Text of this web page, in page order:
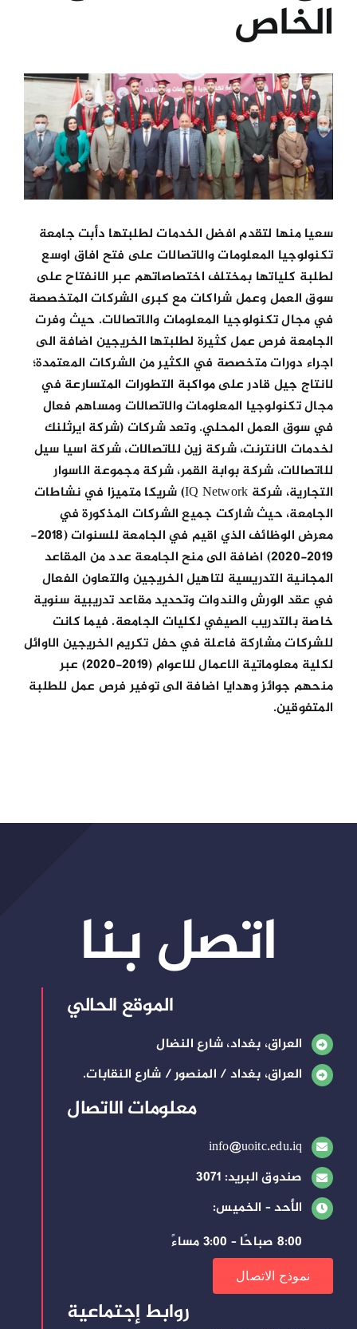
الخدمات
اتصل بنا
الخاص
View
Larger
Image
سعيا منها لتقدم افضل الخدمات لطلبتها دأبت جامعة
تكنولوجيا المعلومات والاتصالات على فتح افاق اوسع
لطلبة كلياتها بمختلف اختصاصاتهم عبر الانفتاح على
سوق العمل وعمل شراكات مع كبرى الشركات المتخصصة
في مجال تكنولوجيا المعلومات والاتصالات. حيث وفرت
الجامعة فرص عمل كثيرة لطلبتها الخريجين اضافة الى
اجراء دورات متخصصة في الكثير من الشركات المعتمدة؛
لانتاج جيل قادر على مواكبة التطورات المتسارعة في
مجال تكنولوجيا المعلومات والاتصالات ومساهم فعال
في سوق العمل المحلي. وتعد شركات (شركة ايرثلنك
لخدمات الانترنت، شركة زين للاتصالات، شركة اسيا سيل
للاتصالات، شركة بوابة القمر، شركة مجموعة الاسوار
التجارية، شركة IQ Network) شريكا متميزا في نشاطات
الجامعة، حيث شاركت جميع الشركات المذكورة في
معرض الوظائف الذي اقيم في الجامعة للسنوات (2018-
2019-2020) اضافة الى منح الجامعة عدد من المقاعد
المجانية التدريسية لتاهيل الخريجين والتعاون الفعال
في عقد الورش والندوات وتحديد مقاعد تدريبية سنوية
خاصة بالتدريب الصيفي لكليات الجامعة. فيما كانت
للشركات مشاركة فاعلة في حفل تكريم الخريجين الاوائل
لكلية معلوماتية الاعمال للاعوام (2019-2020) عبر
منحهم جوائز وهدايا اضافة الى توفير فرص عمل للطلبة
المتفوقين.
اتصل بنا
الموقع الحالي
العراق، بغداد، شارع النضال
العراق، بغداد / المنصور / شارع النقابات.
معلومات الاتصال
info@uoitc.edu.iq
صندوق البريد: 3071
الأحد – الخميس:
8:00 صباحًا – 3:00 مساءً
نموذج الاتصال
روابط إجتماعية